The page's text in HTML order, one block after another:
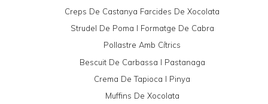
Creps De Castanya Farcides De Xocolata
Strudel De Poma I Formatge De Cabra
Pollastre Amb Cítrics
Bescuit De Carbassa I Pastanaga
Crema De Tapioca I Pinya
Muffins De Xocolata